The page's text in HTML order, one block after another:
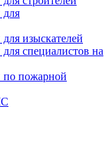
для
изыскателей
специалистов на
по пожарной